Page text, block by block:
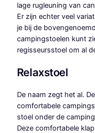
lage rugleuning van
Er zijn echter veel
je bij de
campingstoelen kunt
regisseursstoel om al
Relaxstoel
De naam zegt het al.
comfortabele
stoel onder de
Deze comfortabele